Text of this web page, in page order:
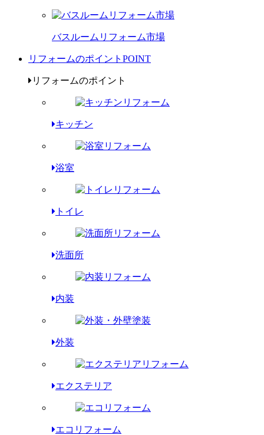
バスルームリフォーム市場
リフォームのポイント POINT
リフォームのポイント
キッチン
浴室
トイレ
洗面所
内装
外装
エクステリア
エコリフォーム